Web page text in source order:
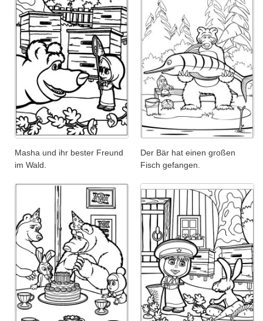
Masha und ihr bester Freund
im Wald.
Der Bär hat einen großen
Fisch gefangen.